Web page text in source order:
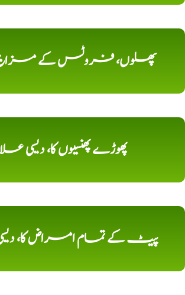
پھلوں، فروٹس کے مزاج
پھوڑے پھنسیوں کا، دیسی
پیٹ کے تمام امراض کا،